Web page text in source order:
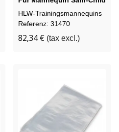
HLW-Trainingsmannequins
Referenz: 31470
82,34 € (tax excl.)